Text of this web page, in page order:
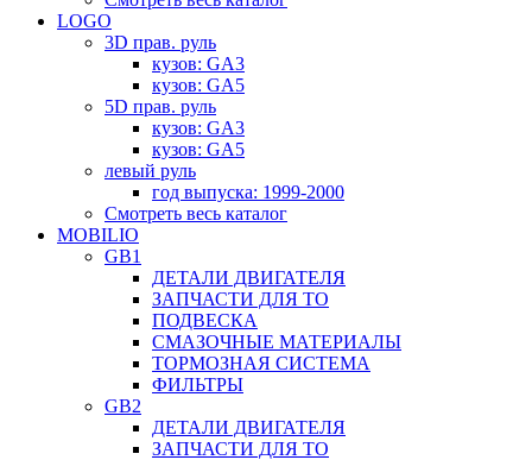
LOGO
3D прав. руль
кузов: GA3
кузов: GA5
5D прав. руль
кузов: GA3
кузов: GA5
левый руль
год выпуска: 1999-2000
Смотреть весь каталог
MOBILIO
GB1
ДЕТАЛИ ДВИГАТЕЛЯ
ЗАПЧАСТИ ДЛЯ ТО
ПОДВЕСКА
СМАЗОЧНЫЕ МАТЕРИАЛЫ
ТОРМОЗНАЯ СИСТЕМА
ФИЛЬТРЫ
GB2
ДЕТАЛИ ДВИГАТЕЛЯ
ЗАПЧАСТИ ДЛЯ ТО